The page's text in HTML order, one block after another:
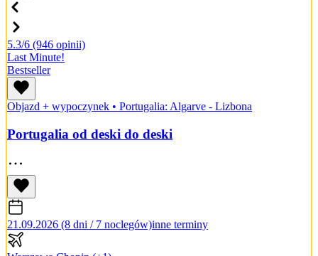
5.3/6 (946 opinii)
Last Minute!
Bestseller
Objazd + wypoczynek • Portugalia: Algarve - Lizbona
Portugalia od deski do deski
21.09.2026 (8 dni / 7 noclegów)inne terminy